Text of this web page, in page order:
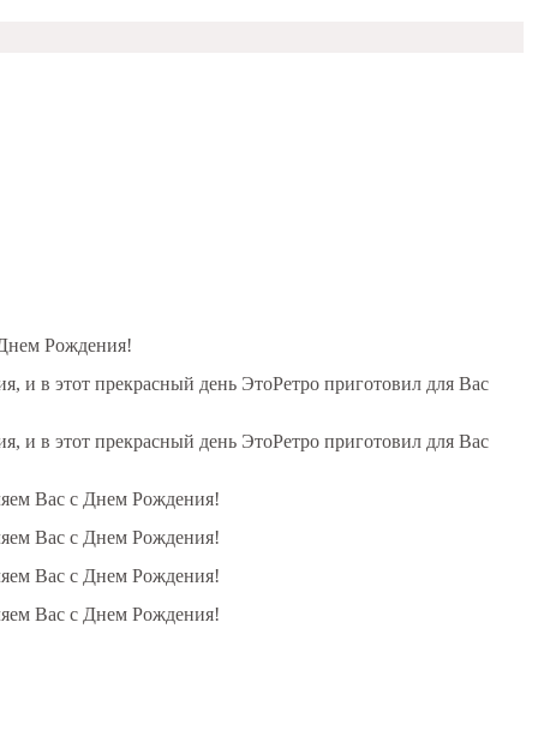
Рождения!
в этот прекрасный день ЭтоРетро приготовил для Вас
в этот прекрасный день ЭтоРетро приготовил для Вас
Вас с Днем Рождения!
Вас с Днем Рождения!
Вас с Днем Рождения!
Вас с Днем Рождения!